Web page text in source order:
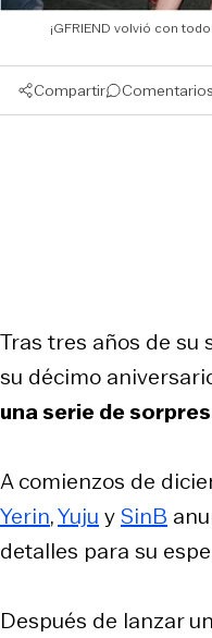
¡GFRIEND volvió con
Compartir Comentarios
Tras tres años de su
su décimo
una serie de
A comienzos de
Yerin,Yuju ySinB
detalles para su
Después de lanzar